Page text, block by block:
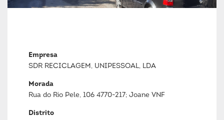
Empresa
SDR RECICLAGEM, UNIPESSOAL, LDA
Morada
Rua do Rio Pele, 106 4770-217; Joane VNF
Distrito